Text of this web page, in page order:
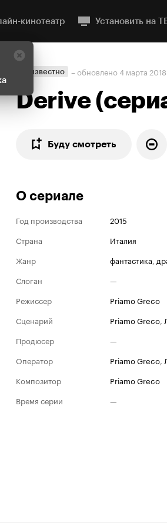
кинотеатр Установить на
Неизвестно – обновлено4 марта 2018
Derive(
Буду смотреть
О сериале
Год производства
2015
Страна
Италия
Жанр
фантастика,
Слоган
—
Режиссер
Priamo Greco
Сценарий
Priamo Greco,
Продюсер
—
Оператор
Priamo Greco,
Композитор
Priamo Greco
Время серии
—